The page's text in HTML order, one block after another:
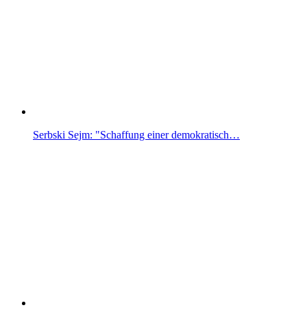
Serbski Sejm: "Schaffung einer demokratisch…